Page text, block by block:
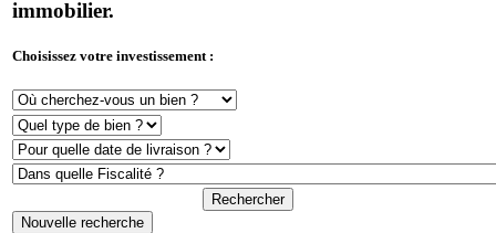
immobilier.
Choisissez votre investissement :
Rechercher
Nouvelle recherche